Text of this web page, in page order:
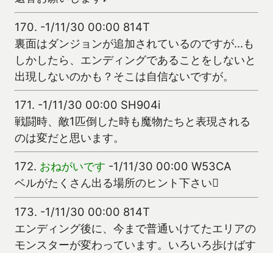
170. -1/11/30 00:00 814T
裏面はダンジョンが追加されているのですが…も
しかしたら、エンディングであることをしないと
出現しないのかも？そこは自信ないですが。
171. -1/11/30 00:00 SH904i
戦闘時、敵1匹倒した時も魔物たちと表現される
のは変だと思います。
172. おねがいです -1/11/30 00:00 W53CA
ベルがたくさん出る場所のヒント下さい
173. -1/11/30 00:00 814T
エンディング後に、今まで普通いけてたエリアの
モンスターが変わっています。いろいろ歩けばす